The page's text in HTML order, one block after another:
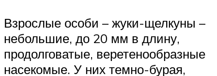
Взрослые особи – жуки-щелкуны –
небольшие, до 20 мм в длину,
продолговатые, веретенообразные
насекомые. У них темно-бурая,